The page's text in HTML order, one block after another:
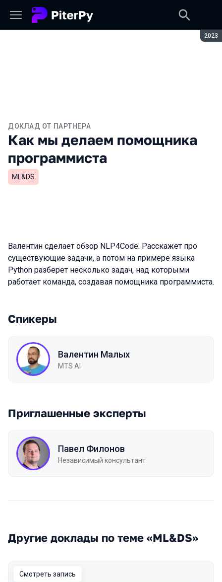
2023
ДОКЛАД ОТ ПАРТНЕРА
Как мы делаем помощника
программиста
ML&DS
Валентин сделает обзор NLP4Code. Расскажет про
существующие задачи, а потом на примере языка
Python разберет несколько задач, над которыми
работает команда, создавая помощника программиста.
Спикеры
Валентин Малых
MTS AI
Приглашенные эксперты
Павел Филонов
Независимый консультант
Другие доклады по теме «ML&DS»
Смотреть запись